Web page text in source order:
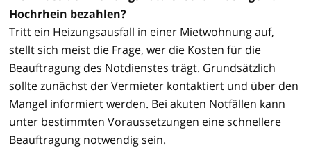
Hochrhein bezahlen?
Tritt ein Heizungsausfall in einer Mietwohnung auf,
stellt sich meist die Frage, wer die Kosten für die
Beauftragung des Notdienstes trägt. Grundsätzlich
sollte zunächst der Vermieter kontaktiert und über den
Mangel informiert werden. Bei akuten Notfällen kann
unter bestimmten Voraussetzungen eine schnellere
Beauftragung notwendig sein.